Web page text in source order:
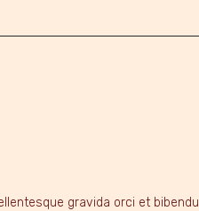
gravida orci et